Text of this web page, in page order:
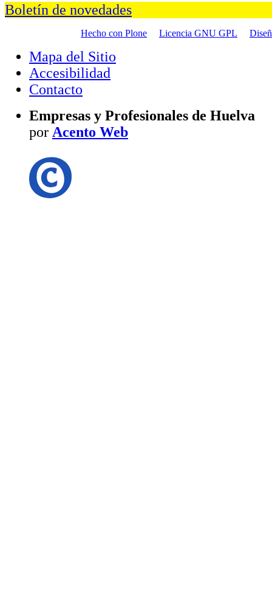
Boletín de novedades
Hecho con Plone Licencia GNU GPL
Mapa del Sitio
Accesibilidad
Contacto
Empresas y Profesionales de Huelva
por Acento Web